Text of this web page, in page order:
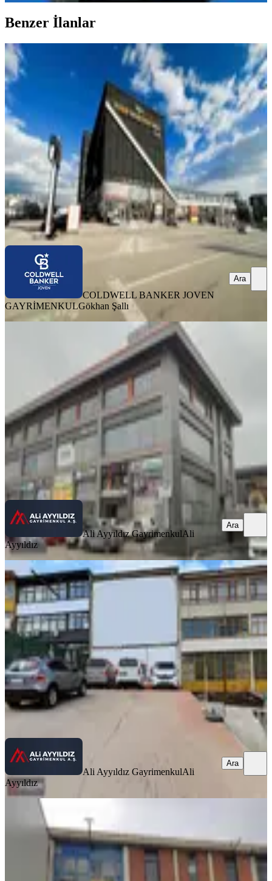
Benzer İlanlar
%4
İvedik Osb Köşe İvedik Plazada Yapılı
Kiracılı Satılık İşyeri
Yenimahalle, İvedikosb Mahallesi
1 Oda
1401 m²·Düz Giriş (Zemin) ·
24.05.2026
58.750.000 ₺ 61.000.000 ₺
COLDWELL BANKER JOVEN GAYRİMENKULGökhan Şallı
Ara
COLDWELL BANKER JOVEN
GAYRİMENKULGökhan Şallı
Ara
İvedik Osb Alsan Plaza'da Satılık Ofis
Yenimahalle, İvedikosb Mahallesi
1 Oda
· 82 m²· 11.03.2026
4.750.000 ₺
Ali Ayyıldız GayrimenkulAli Ayyıldız
Ali Ayyıldız GayrimenkulAli
Ayyıldız
Ara
İvedik'te Cadde Üzeri Satılık Dükkan
Yenimahalle, İvedikosb Mahallesi
3 Oda
Düz Giriş (Zemin)·03.04.2026
42.000.000 ₺
Ali Ayyıldız Gayrimenkul
Ali Ayyıldız GayrimenkulAli
Ayyıldız
Ara
İvedik Osb'de 4 Katlı, 350 M² Satılık
Dükkan
Yenimahalle, İvedikosb Mahallesi
4 Oda
·350 m² Düz Giriş (Zemin) 05.04.2026